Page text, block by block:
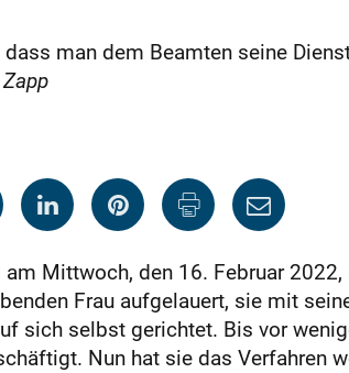
man dem Beamten seine
Mittwoch, den 16. Februar
Frau aufgelauert, sie mit
sich selbst gerichtet. Bis vor
Nun hat sie das Verfahren